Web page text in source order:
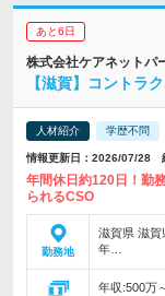
あと6日
株式会社ケアネットパ
【滋賀】コントラ
人材紹介 学歴不問
情報更新日：2026/07/28
年間休日約120日！勤
られるCSO
勤務地
滋賀県 滋
年…
年収:500万